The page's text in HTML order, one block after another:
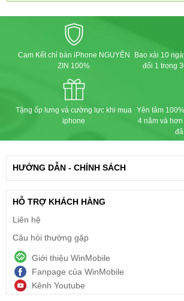
Cam Kết chỉ bán iPhone NGUYÊN
ZIN 100%
Bao xài 10
đổi 1 trong
Tặng ốp lưng và cường lực khi mua
iphone
Yên tâm
4 năm và
HƯỚNG DẪN - CHÍNH SÁCH
HỖ TRỢ KHÁCH HÀNG
Liên hệ
Câu hỏi thường gặp
Giới thiệu WinMobile
Fanpage của WinMobile
Kênh Youtube